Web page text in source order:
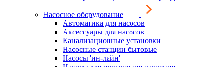
Насосное оборудование
Автоматика для насосов
Аксессуары для насосов
Канализационные установки
Насосные станции бытовые
Насосы 'ин-лайн'